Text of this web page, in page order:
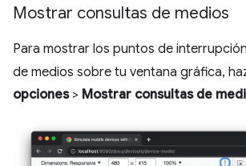
Mostrar consultas de medios
Para mostrar los puntos de
de medios sobre tu ventana gráfica,
opciones> Mostrar consultas de